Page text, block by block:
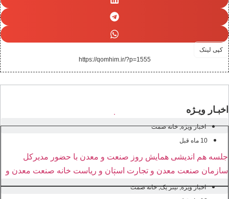
کپی لینک
https://qomhim.ir/?p=1555
اخبـار ویـژه
اخبار ویژه,خانه صمت
10 ماه قبل
جلسه هم اندیشی همایش روز صنعت و معدن با حضور مدیرکل
سازمان صنعت معدن و تجارت استان و ریاست خانه صنعت معدن و
تجارت استان قم
اخبار ویژه,تیتر یک,خانه صمت